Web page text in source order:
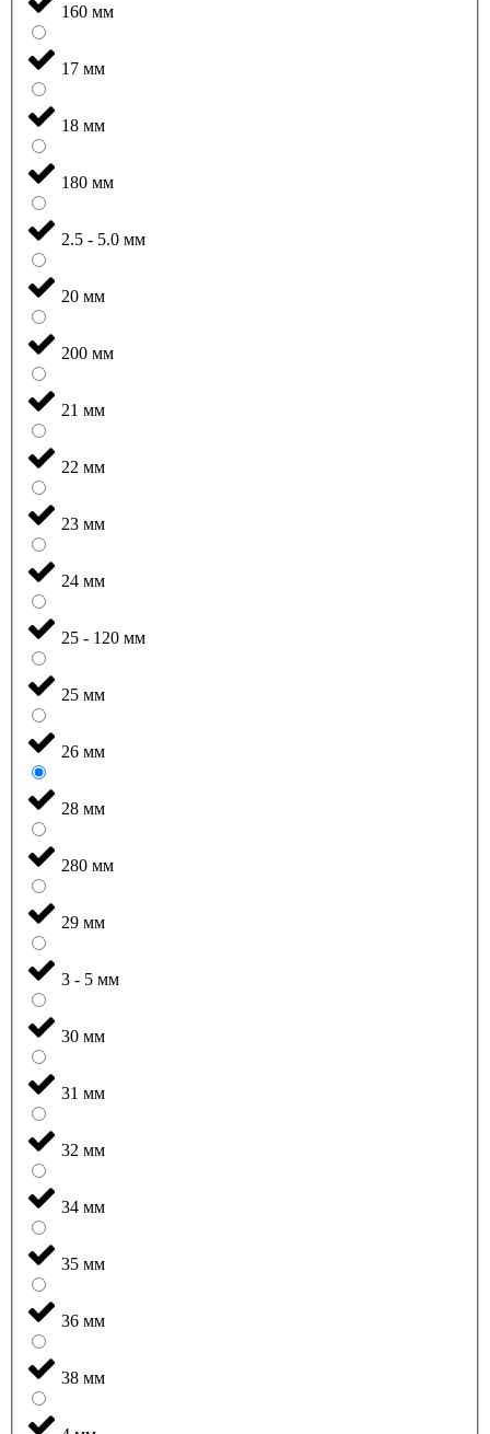
160 мм
17 мм
18 мм
180 мм
2.5 - 5.0 мм
20 мм
200 мм
21 мм
22 мм
23 мм
24 мм
25 - 120 мм
25 мм
26 мм
28 мм
280 мм
29 мм
3 - 5 мм
30 мм
31 мм
32 мм
34 мм
35 мм
36 мм
38 мм